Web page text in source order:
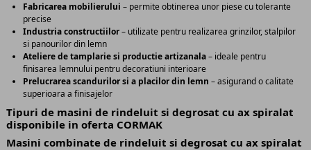
Fabricarea mobilierului – permite obtinerea unor piese cu tolerante
precise
Industria constructiilor– utilizate pentru realizarea grinzilor, stalpilor
si panourilor din lemn
Ateliere de tamplarie si productie artizanala– ideale pentru
finisarea lemnului pentru decoratiuni interioare
Prelucrarea scandurilor si a placilor din lemn – asigurand o calitate
superioara a finisajelor
Tipuri de masini de rindeluit si degrosat cu ax spiralat
disponibile in oferta CORMAK
Masini combinate de rindeluit si degrosat cu ax spiralat